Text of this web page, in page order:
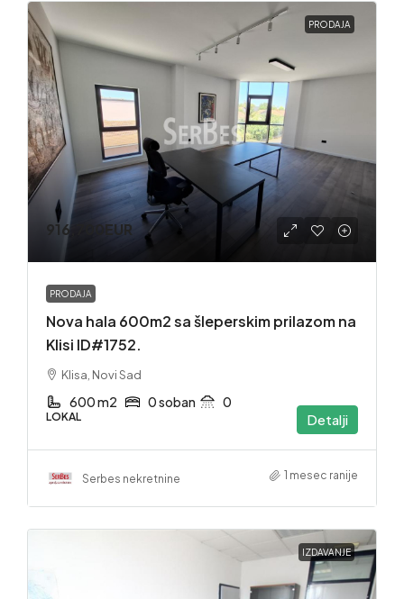
PRODAJA
916,700EUR
PRODAJA
Nova hala 600m2 sa šleperskim prilazom na
Klisi ID#1752.
Klisa, Novi Sad
600 m2 0 soban 0
LOKAL Detalji
Serbes nekretnine 1 mesec ranije
IZDAVANJE